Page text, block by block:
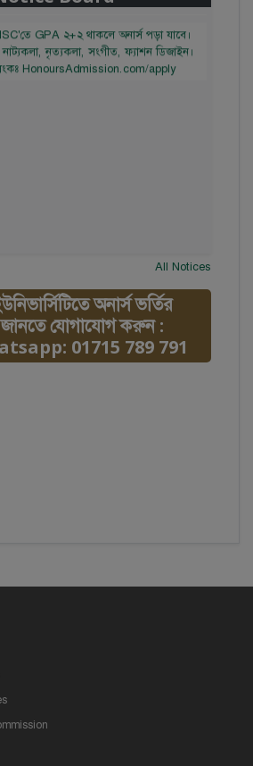
GPA ২+২ থাকলে অনার্স পড়া যাবে।
নৃত্যকলা, সংগীত, ফ্যাশন ডিজাইন।
HonoursAdmission.com/apply
All Notices
অনার্স ভর্তির
জানতে যোগাযোগ করুন :
01715 789 791